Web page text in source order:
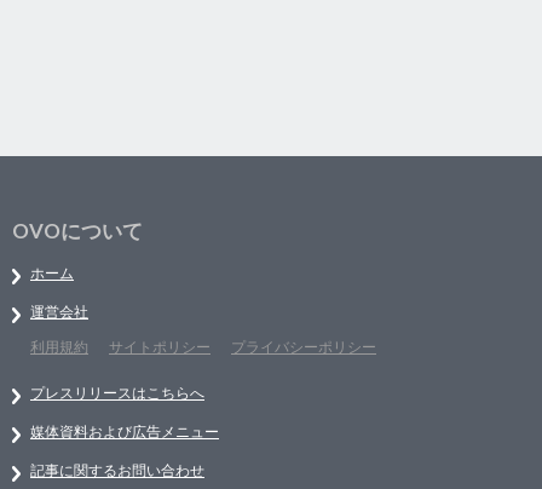
OVOについて
ホーム
運営会社
利用規約
サイトポリシー プライバシーポリシー
プレスリリースはこちらへ
媒体資料および広告メニュー
記事に関するお問い合わせ